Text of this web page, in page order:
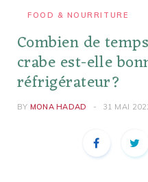
FOOD & NOURRITURE
Combien de
crabe est-elle
réfrigérateur?
BY MONA HADAD 31 MAI